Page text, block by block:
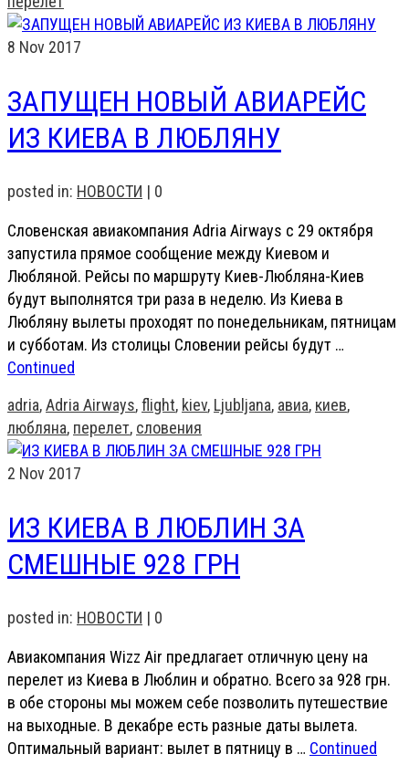
8 Nov 2017
ЗАПУЩЕН НОВЫЙ АВИАРЕЙС
ИЗ КИЕВА В ЛЮБЛЯНУ
posted in: НОВОСТИ | 0
Словенская авиакомпания Adria Airways с 29 октября
запустила прямое сообщение между Киевом и
Любляной. Рейсы по маршруту Киев-Любляна-Киев
будут выполнятся три раза в неделю. Из Киева в
Любляну вылеты проходят по понедельникам, пятницам
и субботам. Из столицы Словении рейсы будут …
Continued
adria,Adria Airways,flight, kiev, Ljubljana, авиа, киев,
любляна, перелет, словения
2 Nov 2017
ИЗ КИЕВА В ЛЮБЛИН ЗА
СМЕШНЫЕ 928 ГРН
posted in: НОВОСТИ | 0
Авиакомпания Wizz Air предлагает отличную цену на
перелет из Киева в Люблин и обратно. Всего за 928 грн.
в обе стороны мы можем себе позволить путешествие
на выходные. В декабре есть разные даты вылета.
Оптимальный вариант: вылет в пятницу в … Continued